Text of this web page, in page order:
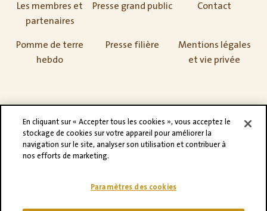
Les membres et
partenaires
Presse grand public Contact
Pomme de terre
hebdo
Presse filière
Mentions légales
et vie privée
En cliquant sur « Accepter tous les cookies », vous acceptez le
stockage de cookies sur votre appareil pour améliorer la
navigation sur le site, analyser son utilisation et contribuer à
nos efforts de marketing.
Paramètres des cookies